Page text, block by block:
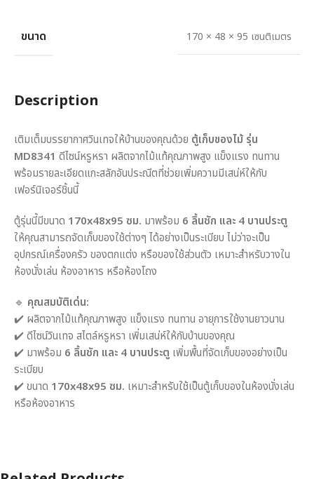
ขนาด 170 × 48 × 95 เซนติเมตร
Description
เติมเต็มบรรยากาศวินเทจให้บ้านของคุณด้วย ตู้เก็บของไม้ รุ่น
MD8341 ดีไซน์หรูหรา ผลิตจากไม้แท้คุณภาพสูง แข็งแรง ทนทาน
พร้อมรายละเอียดแกะสลักอันประณีตที่ช่วยเพิ่มความมีเสน่ห์ให้กับ
เฟอร์นิเจอร์ชิ้นนี้
ตู้รุ่นนี้มีขนาด 170x48x95 ซม. มาพร้อม 6 ลิ้นชัก และ 4 บานประตู
ให้คุณสามารถจัดเก็บของใช้ต่างๆ ได้อย่างเป็นระเบียบ ไม่ว่าจะเป็น
อุปกรณ์เครื่องครัว ของตกแต่ง หรือของใช้ส่วนตัว เหมาะสำหรับวางใน
ห้องนั่งเล่น ห้องอาหาร หรือห้องโถง
🔹 คุณสมบัติเด่น:
✔️ ผลิตจากไม้แท้คุณภาพสูง แข็งแรง ทนทาน อายุการใช้งานยาวนาน
✔️ ดีไซน์วินเทจ สไตล์หรูหรา เพิ่มเสน่ห์ให้กับบ้านของคุณ
✔️ มาพร้อม 6 ลิ้นชัก และ 4 บานประตู เพิ่มพื้นที่จัดเก็บของอย่างเป็น
ระเบียบ
✔️ ขนาด 170x48x95 ซม. เหมาะสำหรับใช้เป็นตู้เก็บของในห้องนั่งเล่น
หรือห้องอาหาร